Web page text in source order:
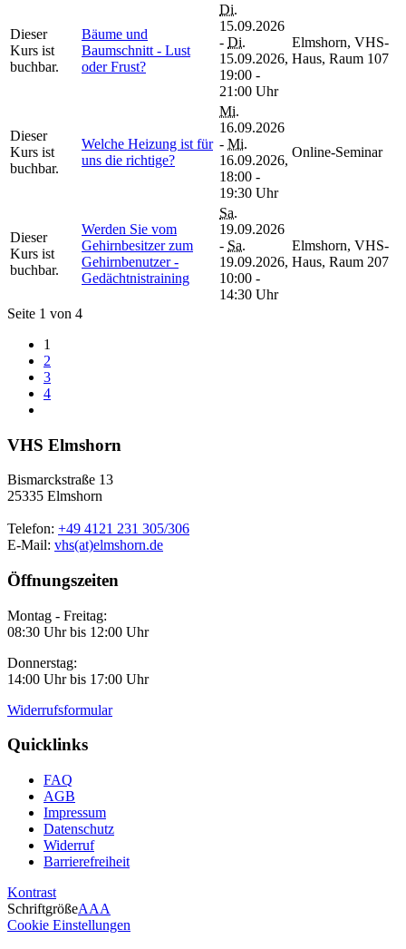
Dieser
Kurs ist
buchbar.
Bäume und
Baumschnitt - Lust
oder Frust?
Di.
15.09.2026
- Di.
15.09.2026,
19:00 -
21:00 Uhr
Elmshorn, VHS-
Haus, Raum 107
Dieser
Kurs ist
buchbar.
Welche Heizung ist für
uns die richtige?
Mi.
16.09.2026
- Mi.
16.09.2026,
18:00 -
19:30 Uhr
Online-Seminar
Dieser
Kurs ist
buchbar.
Werden Sie vom
Gehirnbesitzer zum
Gehirnbenutzer -
Gedächtnistraining
Sa.
19.09.2026
- Sa.
19.09.2026,
10:00 -
14:30 Uhr
Elmshorn, VHS-
Haus, Raum 207
Seite 1 von 4
1
2
3
4
VHS Elmshorn
Bismarckstraße 13
25335 Elmshorn
Telefon: +49 4121 231 305/306
E-Mail: vhs(at)elmshorn.de
Öffnungszeiten
Montag - Freitag:
08:30 Uhr bis 12:00 Uhr
Donnerstag:
14:00 Uhr bis 17:00 Uhr
Widerrufsformular
Quicklinks
FAQ
AGB
Impressum
Datenschutz
Widerruf
Barrierefreiheit
Kontrast
SchriftgrößeAAA
Cookie Einstellungen